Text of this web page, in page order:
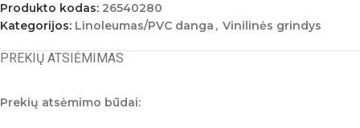
Produkto kodas: 26540280
Kategorijos: Linoleumas/PVC danga , Vinilinės grindys
PREKIŲ ATSIĖMIMAS
Prekių atsėmimo būdai: